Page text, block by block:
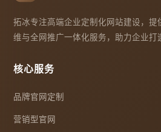
拓冰专注高端企业定制化网站建设，
维与全网推广一体化服务，助力企业打
核心服务
品牌官网定制
营销型官网